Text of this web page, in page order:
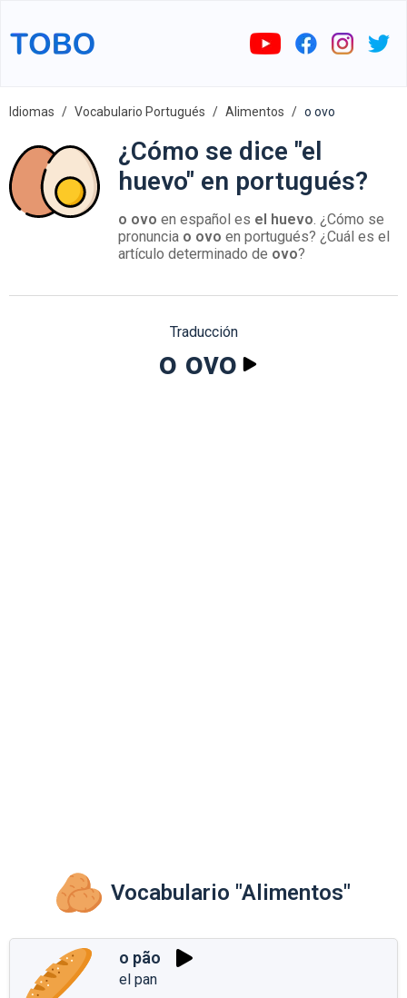
Idiomas Vocabulario Portugués Alimentos o ovo
¿Cómo se dice "el
huevo" en portugués?
o ovo en español es el huevo. ¿Cómo se
pronuncia o ovo en portugués? ¿Cuál es el
artículo determinado de ovo?
Traducción
o ovo
Vocabulario "Alimentos"
o pão
el pan